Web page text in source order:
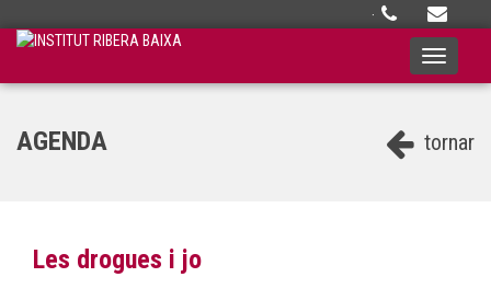
·
Toggle
tornar
AGENDA
Les drogues i jo